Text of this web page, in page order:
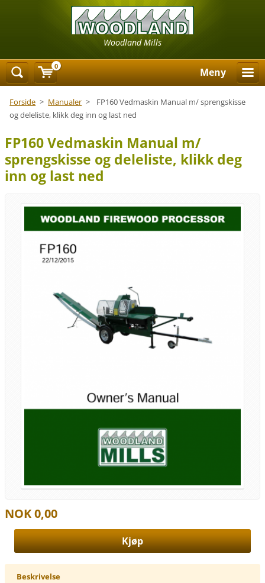
Woodland Mills
Meny
Forside > Manualer >
FP160 Vedmaskin Manual m/ sprengskisse
og deleliste, klikk deg inn og last ned
FP160 Vedmaskin Manual m/
sprengskisse og deleliste, klikk deg
inn og last ned
NOK 0,00
Beskrivelse
0